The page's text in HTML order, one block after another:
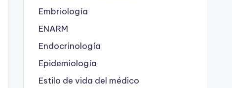
Embriología
ENARM
Endocrinología
Epidemiología
Estilo de vida del médico